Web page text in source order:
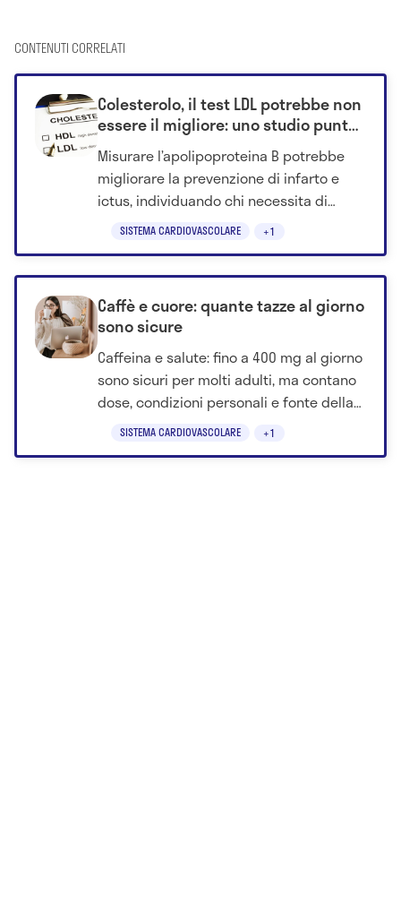
CONTENUTI CORRELATI
SISTEMA CARDIOVASCOLARE +1
Colesterolo, il test LDL potrebbe non
essere il migliore: uno studio punta
su un altro metodo
Misurare l’apolipoproteina B potrebbe
migliorare la prevenzione di infarto e
ictus, individuando chi necessita di
terapie più intensive con costi
SISTEMA CARDIOVASCOLARE +1
Caffè e cuore: quante tazze al giorno
sono sicure
Caffeina e salute: fino a 400 mg al giorno
sono sicuri per molti adulti, ma contano
dose, condizioni personali e fonte della
caffeina.